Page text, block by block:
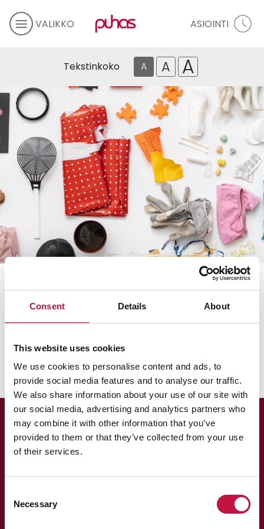
Consent Details About
This website uses cookies
We use cookies to personalise content and ads, to
provide social media features and to analyse our traffic.
We also share information about your use of our site with
our social media, advertising and analytics partners who
may combine it with other information that you’ve
provided to them or that they’ve collected from your use
of their services.
Selection
Necessary
VALIKKO ASIOINTI
Tekstinkoko A A A
Omakotitalot ja vapaa-ajan asunnot
Poltettava jäte
Miksi kuljettaja ei ollut tyhjentänyt jäteastiaa, kun
Asiakaspalvelu